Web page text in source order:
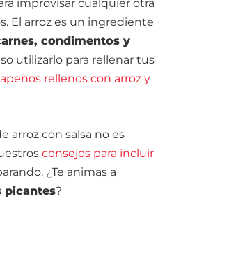
improvisar cualquier otra
El arroz es un ingrediente
condimentos y
utilizarlo para rellenar tus
rellenos con arroz y
arroz con salsa no es
consejos para incluir
¿Te animas a
picantes?